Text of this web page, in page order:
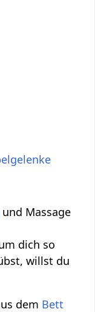
und Massage
dich so
willst du
dem Bett